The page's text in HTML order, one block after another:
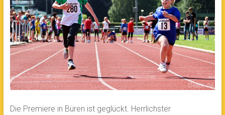
Die Premiere in Büren ist geglückt. Herrlichster